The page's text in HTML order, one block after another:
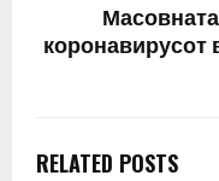
коронавирусот
RELATED POSTS